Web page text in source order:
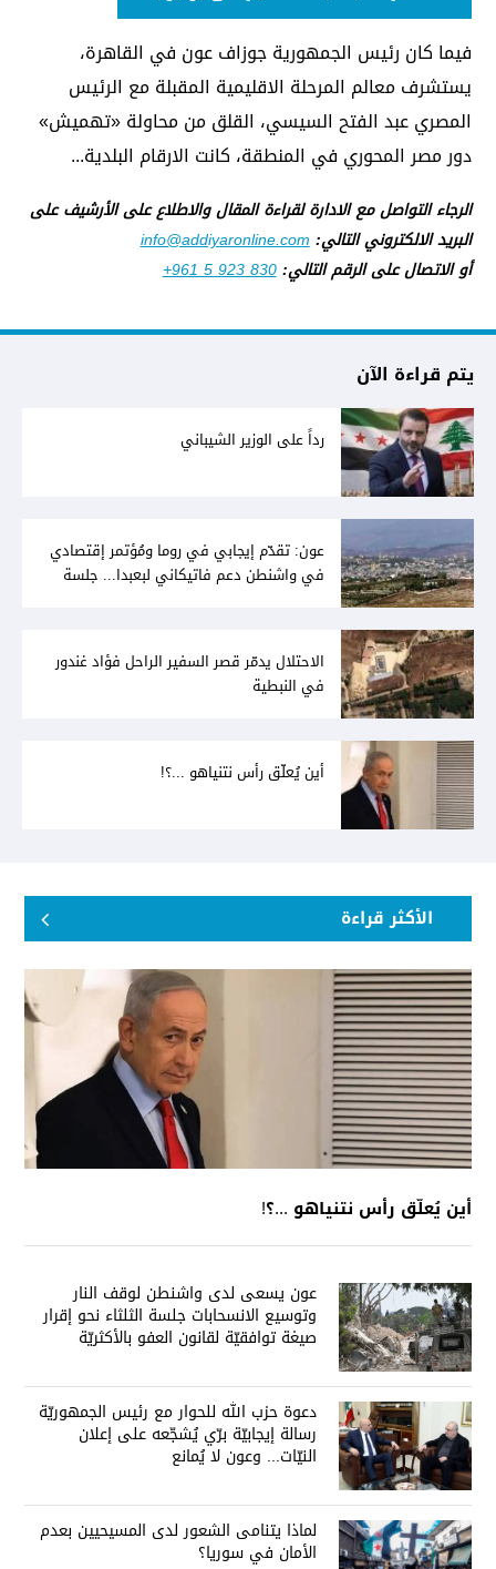
فيما كان رئيس الجمهورية جوزاف عون في القاهرة،
يستشرف معالم المرحلة الاقليمية المقبلة مع الرئيس
المصري عبد الفتح السيسي، القلق من محاولة «تهميش»
دور مصر المحوري في المنطقة، كانت الارقام البلدية...
الرجاء التواصل مع الادارة لقراءة المقال والاطلاع على الأرشيف على
البريد الالكتروني التالي:info@addiyaronline.com
أو الاتصال على الرقم التالي:+961 5 923 830
يتم قراءة الآن
رداً على الوزير الشيباني
عون: تقدّم إيجابي في روما ومُؤتمر إقتصادي
في واشنطن دعم فاتيكاني لبعبدا... جلسة
الاحتلال يدمّر قصر السفير الراحل فؤاد غندور
في النبطية
أين يُعلّق رأس نتنياهو ...؟!
الأكثر قراءة
أين يُعلّق رأس نتنياهو ...؟!
عون يسعى لدى واشنطن لوقف النار
وتوسيع الانسحابات جلسة الثلثاء نحو إقرار
صيغة توافقيّة لقانون العفو بالأكثريّة
دعوة حزب الله للحوار مع رئيس الجمهوريّة
رسالة إيجابيّة برّي يُشجّعه على إعلان
النيّات... وعون لا يُمانع
لماذا يتنامى الشعور لدى المسيحيين بعدم
الأمان في سوريا؟